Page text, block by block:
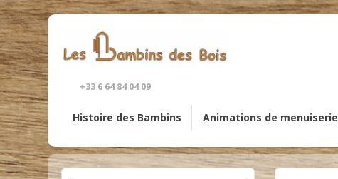
+33 6 64 84 04 09
Histoire des Bambins Animations de menuiserie